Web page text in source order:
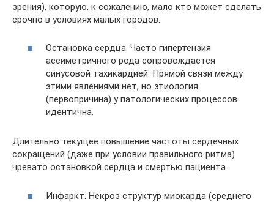
зрения), которую, к сожалению, мало кто может сделать
срочно в условиях малых городов.
Остановка сердца. Часто гипертензия
ассиметричного рода сопровождается
синусовой тахикардией. Прямой связи между
этими явлениями нет, но этиология
(первопричина) у патологических процессов
идентична.
Длительно текущее повышение частоты сердечных
сокращений (даже при условии правильного ритма)
чревато остановкой сердца и смертью пациента.
Инфаркт. Некроз структур миокарда (среднего